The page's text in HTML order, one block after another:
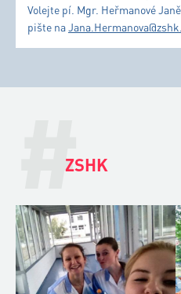
Volejte pí. Mgr. Heřmanové
pište na
#
ZSHK